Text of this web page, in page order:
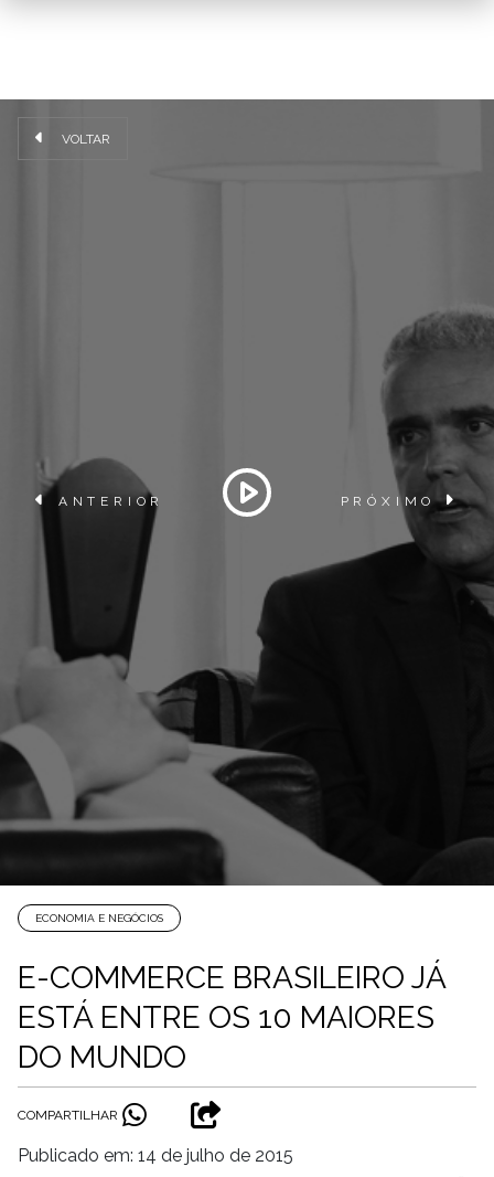
VOLTAR
ANTERIOR PRÓXIMO
ECONOMIA E NEGÓCIOS
E-COMMERCE BRASILEIRO JÁ
ESTÁ ENTRE OS 10 MAIORES
DO MUNDO
COMPARTILHAR
Publicado em: 14 de julho de 2015